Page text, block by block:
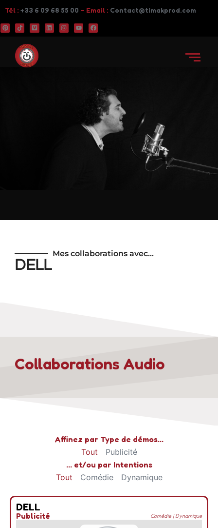
Tél : +33 6 09 68 55 00 – Email : Contact@timakprod.com
Mes collaborations avec…
DELL
Collaborations Audio​
Affinez par Type de démos...
Publicité
Tout
... et/ou par Intentions
Comédie
Dynamique
Tout
DELL
Publicité Comédie|Dynamique